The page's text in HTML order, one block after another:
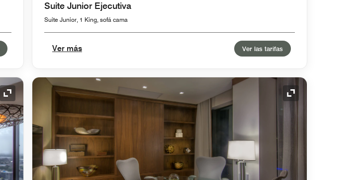
Suite Junior Ejecutiva
Suite Junior, 1 King, sofá cama
Ver más Ver las tarifas
Icono de expansión Icono de expansión